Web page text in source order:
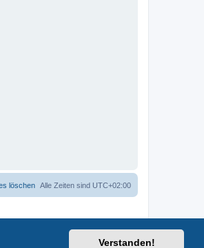
Verstanden!
Alle Zeiten sind UTC+02:00
löschen